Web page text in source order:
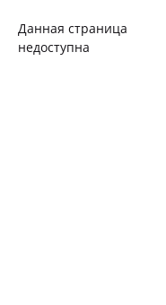
Данная страница
недоступна